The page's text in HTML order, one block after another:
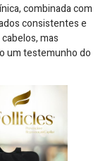
combinada com
consistentes e
mas
um testemunho do